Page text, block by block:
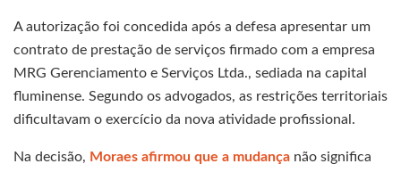
A autorização foi concedida após a defesa apresentar um
contrato de prestação de serviços firmado com a empresa
MRG Gerenciamento e Serviços Ltda., sediada na capital
fluminense. Segundo os advogados, as restrições territoriais
dificultavam o exercício da nova atividade profissional.
Na decisão, Moraes afirmou que a mudança não significa